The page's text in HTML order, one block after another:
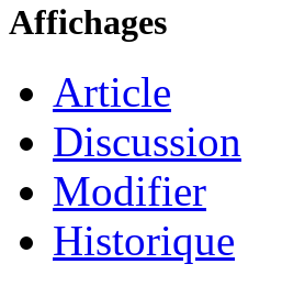
Affichages
Article
Discussion
Modifier
Historique